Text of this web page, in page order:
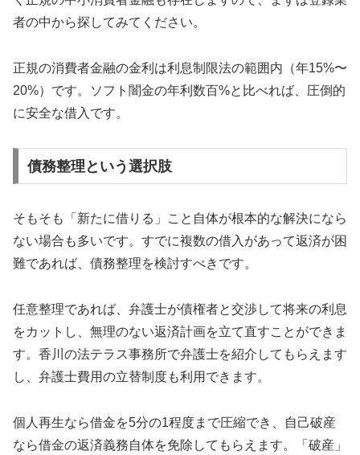
者の中から探してみてください。
正規の消費者金融の金利は利息制限法の範囲内（年15%〜
20%）です。ソフト闇金の年利数百%と比べれば、圧倒的
に安全な借入です。
債務整理という選択肢
そもそも「新たに借りる」こと自体が根本的な解決になら
ない場合も多いです。すでに複数の借入があって返済が困
難であれば、債務整理を検討すべきです。
任意整理であれば、弁護士が債権者と交渉して将来の利息
をカットし、無理のない返済計画を立て直すことができま
す。香川の法テラス事務所で弁護士を紹介してもらえます
し、弁護士費用の立替制度も利用できます。
個人再生なら借金を5分の1程度まで圧縮でき、自己破産
なら借金の返済義務自体を免除してもらえます。「破産」